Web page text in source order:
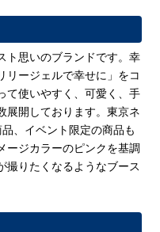
ト思いのブランドです。幸
リージェルで幸せに」をコ
て使いやすく、可愛く、手
展開しております。東京ネ
、イベント限定の商品も
ージカラーのピンクを基調
撮りたくなるようなブース